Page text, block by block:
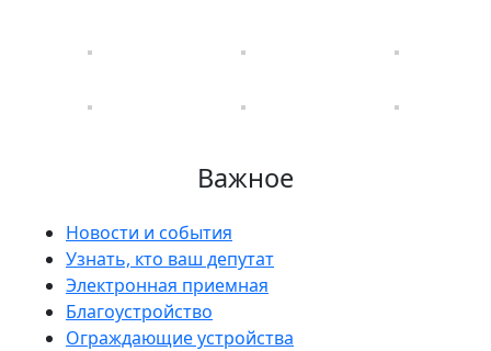
Важное
Новости и события
Узнать, кто ваш депутат
Электронная приемная
Благоустройство
Ограждающие устройства